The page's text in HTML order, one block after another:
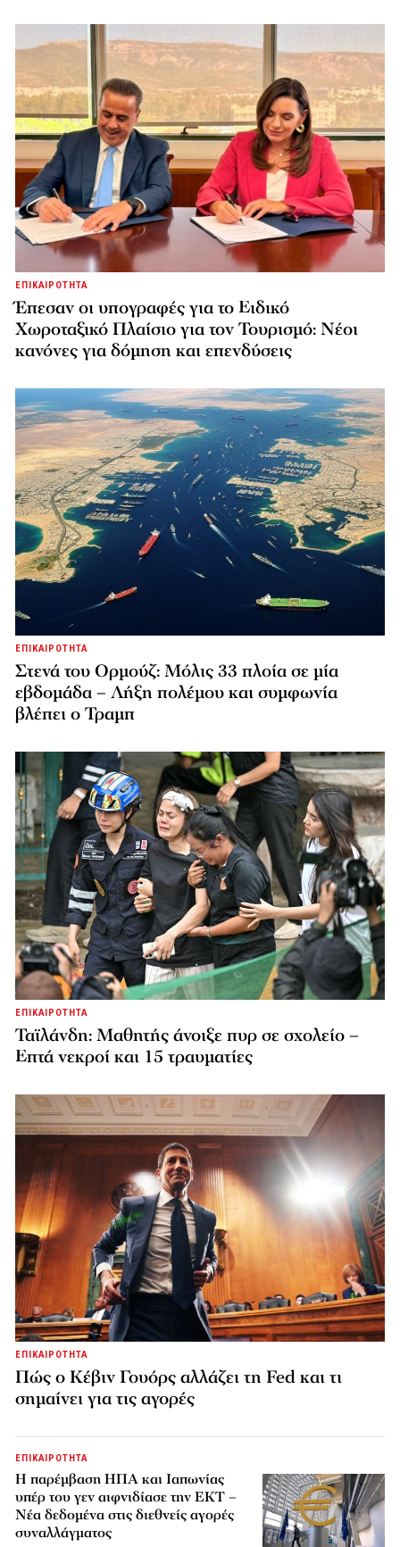
ΕΠΙΚΑΙΡΟΤΗΤΑ
Έπεσαν οι υπογραφές για το Ειδικό
Χωροταξικό Πλαίσιο για τον Τουρισμό: Νέοι
κανόνες για δόμηση και επενδύσεις
ΕΠΙΚΑΙΡΟΤΗΤΑ
Στενά του Ορμούζ: Μόλις 33 πλοία σε μία
εβδομάδα – Λήξη πολέμου και συμφωνία
βλέπει ο Τραμπ
ΕΠΙΚΑΙΡΟΤΗΤΑ
Ταϊλάνδη: Μαθητής άνοιξε πυρ σε σχολείο –
Επτά νεκροί και 15 τραυματίες
ΕΠΙΚΑΙΡΟΤΗΤΑ
Πώς ο Κέβιν Γουόρς αλλάζει τη Fed και τι
σημαίνει για τις αγορές
ΕΠΙΚΑΙΡΟΤΗΤΑ
Η παρέμβαση ΗΠΑ και Ιαπωνίας
υπέρ του γεν αιφνιδίασε την ΕΚΤ –
Νέα δεδομένα στις διεθνείς αγορές
συναλλάγματος